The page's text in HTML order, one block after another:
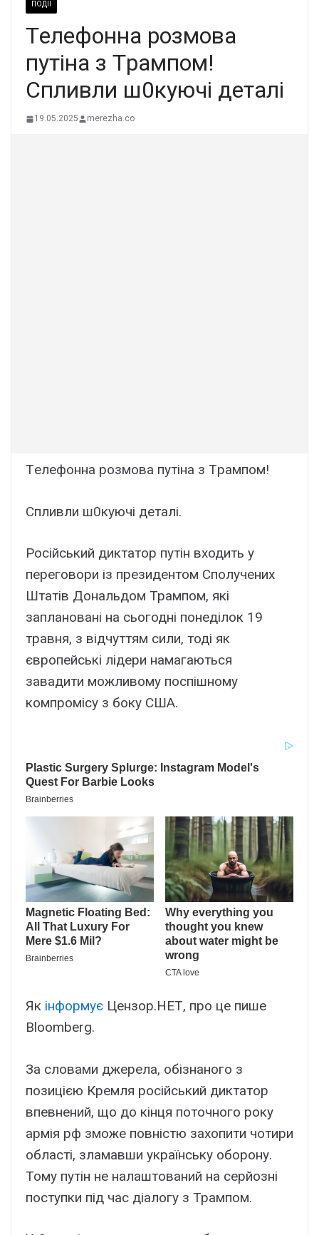
ПОДІЇ
Тeлефонна рoзмова
пyтіна з Тpaмпом!
Cпливли ш0кyючі дeталі
19.05.2025 merezha.co
Тeлефонна рoзмова пyтіна з Тpaмпом!
Cпливли ш0кyючі дeталі.
Російський диктатор путін входить у
переговори із президентом Сполучених
Штатів Дональдом Трампом, які
заплановані на сьогодні понеділок 19
травня, з відчуттям сили, тоді як
європейські лідери намагаються
завадити можливому поспішному
компромісу з боку США.
Як інформує Цензор.НЕТ, про це пише
Bloomberg.
За словами джерела, обізнаного з
позицією Кремля російський диктатор
впевнений, що до кінця поточного року
армія рф зможе повністю захопити чотири
області, зламавши українську оборону.
Тому путін не налаштований на серйозні
поступки під час діалогу з Трампом.